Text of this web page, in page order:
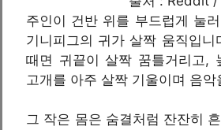
주인이 건반 위를 부드럽게 눌
기니피그의 귀가 살짝 움직입니
때면 귀끝이 살짝 꿈틀거리고,
고개를 아주 살짝 기울이며 음악
그 작은 몸은 숨결처럼 잔잔히